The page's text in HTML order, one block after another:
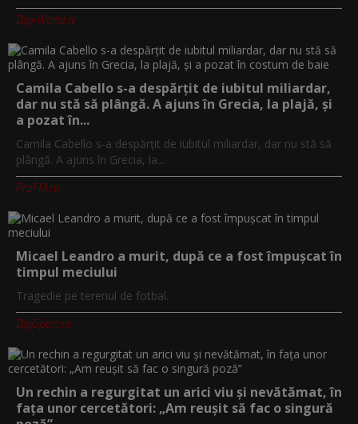
Digi-World.tv
Camila Cabello s-a despărțit de iubitul miliardar,
dar nu stă să plângă. A ajuns în Grecia, la plajă, și
a pozat în...
Camila Cabello s-a despărțit de iubitul miliardar, dar nu stă să
plângă. A ajuns în Grecia, la...
ProFM.ro
Micael Leandro a murit, după ce a fost împușcat în
timpul meciului
Tragedie pe terenul de fotbal.
DigiSport.ro
Un rechin a regurgitat un arici viu și nevătămat, în
fața unor cercetători: „Am reușit să fac o singură